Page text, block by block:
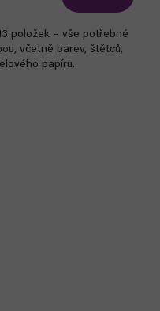
položek – vše potřebné
včetně barev, štětců,
papíru.